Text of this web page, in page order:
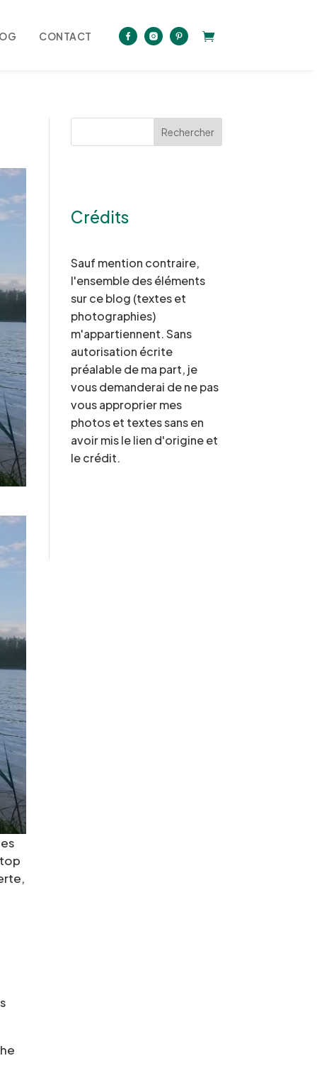
CONTACT
Rechercher
Crédits
Sauf mention contraire,
l'ensemble des éléments
sur ce blog (textes et
photographies)
m'appartiennent. Sans
autorisation écrite
préalable de ma part, je
vous demanderai de ne pas
vous approprier mes
photos et textes sans en
avoir mis le lien d'origine et
le crédit.